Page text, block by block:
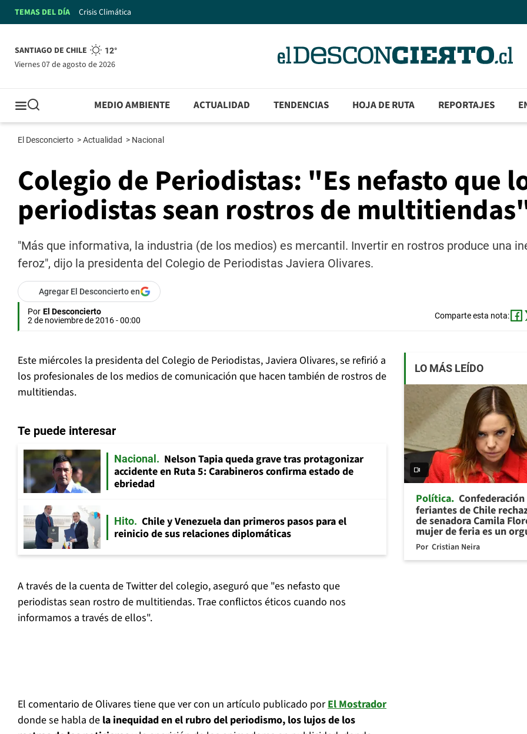
TEMAS DEL DÍA Crisis Climática
SANTIAGO DE CHILE 12°
viernes 07 de agosto de 2026
MEDIO AMBIENTE ACTUALIDAD TENDENCIAS HOJA DE RUTA REPORTAJES
El Desconcierto >Actualidad > Nacional
Colegio de Periodistas: "Es nefasto que
periodistas sean rostros de
"Más que informativa, la industria (de los medios) es mercantil. Invertir en rostros produce una
feroz", dijo la presidenta del Colegio de Periodistas Javiera Olivares.
Agregar El Desconcierto en
Por El Desconcierto
2 de noviembre de 2016 - 00:00
Comparte esta nota:
Este miércoles la presidenta del Colegio de Periodistas, Javiera Olivares, se refirió a
los profesionales de los medios de comunicación que hacen también de rostros de
multitiendas.
Te puede interesar
Nacional
Nelson Tapia queda grave tras protagonizar
accidente en Ruta 5: Carabineros confirma estado de
ebriedad
Hito
Chile y Venezuela dan primeros pasos para el
reinicio de sus relaciones diplomáticas
A través de la cuenta de Twitter del colegio, aseguró que "es nefasto que
periodistas sean rostro de multitiendas. Trae conflictos éticos cuando nos
informamos a través de ellos".
El comentario de Olivares tiene que ver con un artículo publicado porEl Mostrador
donde se habla de la inequidad en el rubro del periodismo, los lujos de los
LO MÁS LEÍDO
Política Confederación
feriantes de Chile
de senadora Camila
mujer de feria es un
Por Cristian Neira